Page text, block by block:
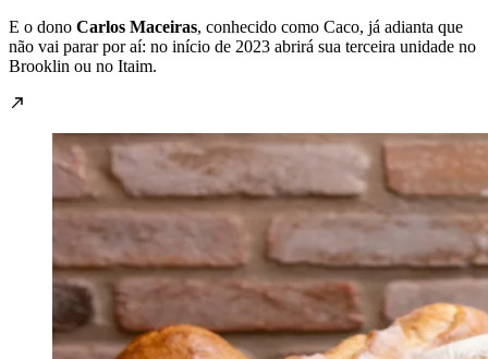
E o dono Carlos Maceiras, conhecido como Caco, já adianta que
não vai parar por aí: no início de 2023 abrirá sua terceira unidade no
Brooklin ou no Itaim.